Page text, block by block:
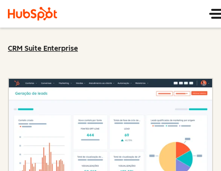
CRM Suite Enterprise